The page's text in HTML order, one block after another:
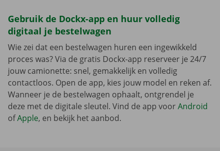
Gebruik de Dockx-app en huur volledig
digitaal je bestelwagen
Wie zei dat een bestelwagen huren een ingewikkeld
proces was? Via de gratis Dockx-app reserveer je 24/7
jouw camionette: snel, gemakkelijk en volledig
contactloos. Open de app, kies jouw model en reken af.
Wanneer je de bestelwagen ophaalt, ontgrendel je
deze met de digitale sleutel. Vind de app voorAndroid
ofApple, en bekijk het aanbod.